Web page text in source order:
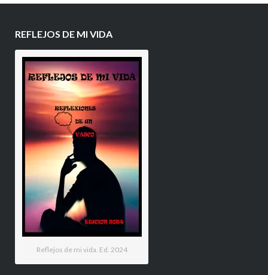
REFLEJOS DE MI VIDA
Reflejos de mi vida. Ed. 2024